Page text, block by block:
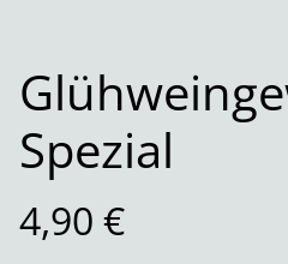
Spezial
4,90 €